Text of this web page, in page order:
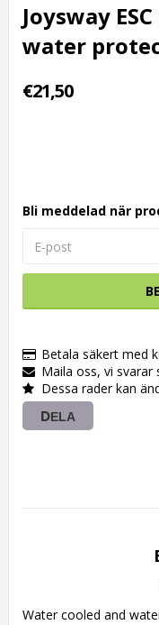
Joysway
water
€21,50
Bli meddelad när
Betala säkert med
Maila oss, vi svarar
Dessa rader kan
DELA
Water cooled and